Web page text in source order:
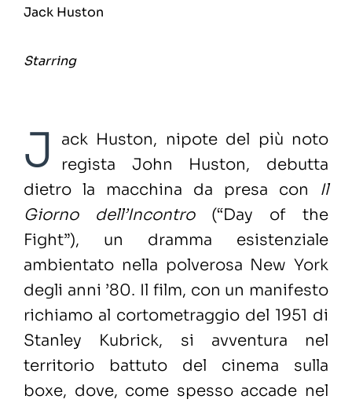
Jack Huston
Starring
J
ack Huston, nipote del più noto
regista John Huston, debutta
dietro la macchina da presa con Il
Giorno dell’Incontro (“Day of the
Fight”), un dramma esistenziale
ambientato nella polverosa New York
degli anni ’80. Il film, con un manifesto
richiamo al cortometraggio del 1951 di
Stanley Kubrick, si avventura nel
territorio battuto del cinema sulla
boxe, dove, come spesso accade nel